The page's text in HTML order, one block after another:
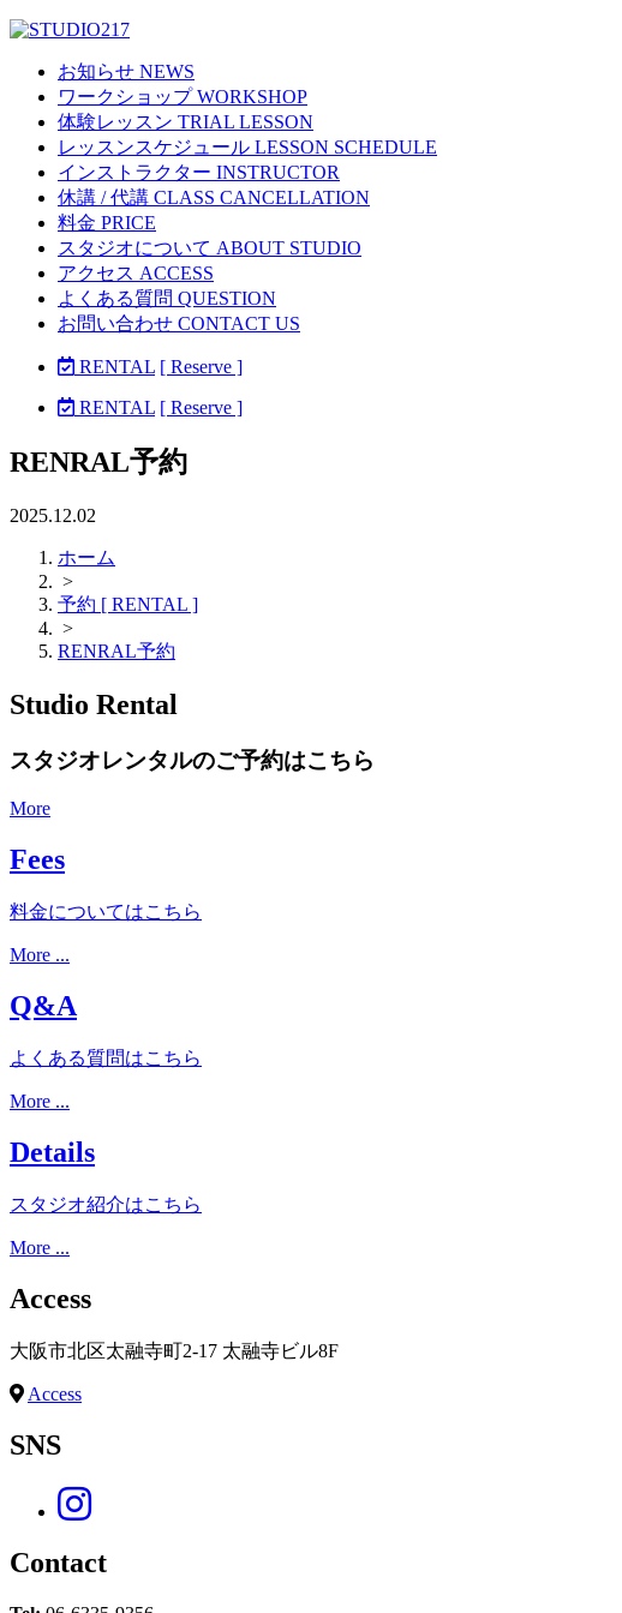
お知らせ NEWS
ワークショップ WORKSHOP
体験レッスン TRIAL LESSON
レッスンスケジュール LESSON SCHEDULE
インストラクター INSTRUCTOR
休講 / 代講 CLASS CANCELLATION
料金 PRICE
スタジオについて ABOUT STUDIO
アクセス ACCESS
よくある質問 QUESTION
お問い合わせ CONTACT US
RENTAL [ Reserve ]
RENTAL [ Reserve ]
RENRAL予約
2025.12.02
ホーム
>
予約 [ RENTAL ]
>
RENRAL予約
Studio Rental
スタジオレンタルのご予約はこちら
More
Fees
料金についてはこちら
More ...
Q&A
よくある質問はこちら
More ...
Details
スタジオ紹介はこちら
More ...
Access
大阪市北区太融寺町2-17 太融寺ビル8F
Access
SNS
Contact